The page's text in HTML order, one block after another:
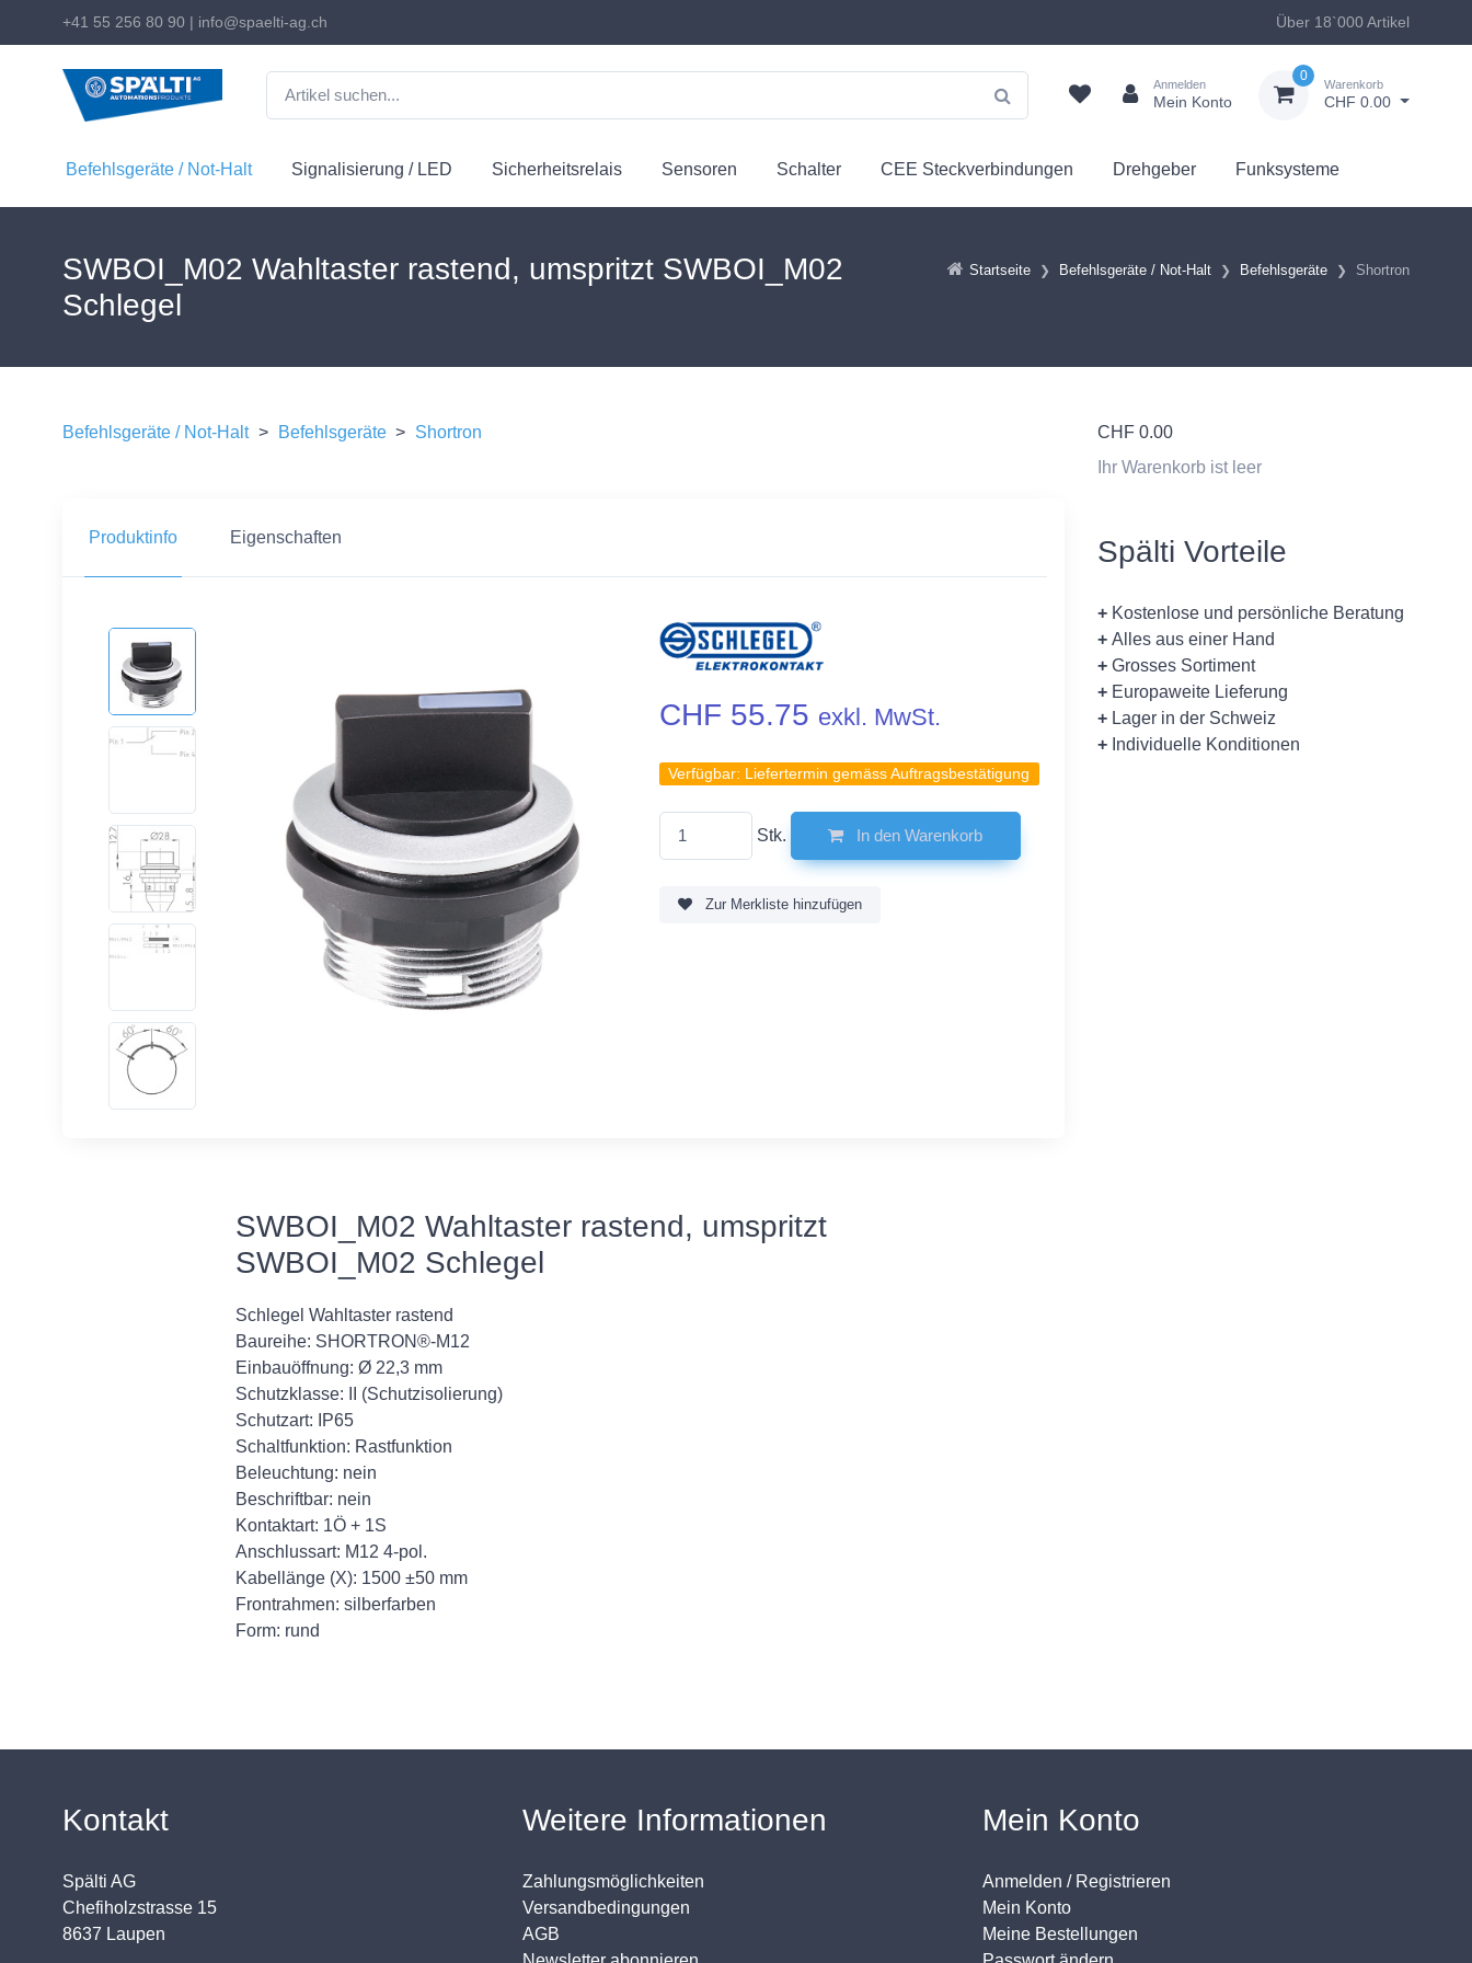
+41 55 256 80 90 | info@spaelti-ag.ch Über 18`000 Artikel
Anmelden
Mein Konto
0
Warenkorb
CHF 0.00
Befehlsgeräte / Not-Halt Signalisierung / LED Sicherheitsrelais Sensoren Schalter CEE Steckverbindungen Drehgeber Funksysteme
Startseite Befehlsgeräte / Not-Halt Befehlsgeräte Shortron
SWBOI_M02 Wahltaster rastend, umspritzt SWBOI_M02
Schlegel
Befehlsgeräte / Not-Halt > Befehlsgeräte > Shortron
Produktinfo Eigenschaften
CHF 55.75 exkl. MwSt.
Verfügbar: Liefertermin gemäss Auftragsbestätigung
Stk. In den Warenkorb
Zur Merkliste hinzufügen
SWBOI_M02 Wahltaster rastend, umspritzt
SWBOI_M02 Schlegel
Schlegel Wahltaster rastend
Baureihe: SHORTRON®-M12
Einbauöffnung: Ø 22,3 mm
Schutzklasse: II (Schutzisolierung)
Schutzart: IP65
Schaltfunktion: Rastfunktion
Beleuchtung: nein
Beschriftbar: nein
Kontaktart: 1Ö + 1S
Anschlussart: M12 4-pol.
Kabellänge (X): 1500 ±50 mm
Frontrahmen: silberfarben
Form: rund
CHF 0.00
Ihr Warenkorb ist leer
Spälti Vorteile
+ Kostenlose und persönliche Beratung
+ Alles aus einer Hand
+ Grosses Sortiment
+ Europaweite Lieferung
+ Lager in der Schweiz
+ Individuelle Konditionen
Kontakt
Spälti AG
Chefiholzstrasse 15
8637 Laupen
Weitere Informationen
Zahlungsmöglichkeiten
Versandbedingungen
AGB
Mein Konto
Anmelden / Registrieren
Mein Konto
Meine Bestellungen